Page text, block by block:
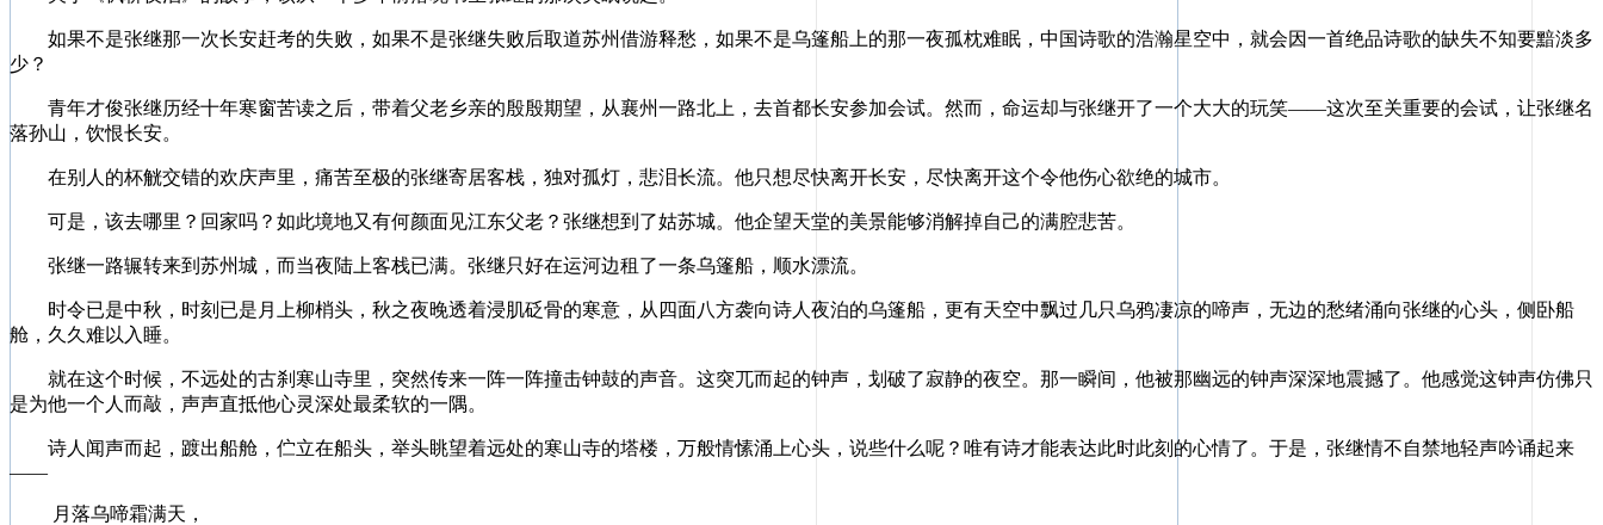
如果不是张继那一次长安赶考的失败，如果不是张继失败后取道苏州借游释愁，如果不是乌篷船上的那一夜孤枕难眠，中国诗歌的浩瀚星空中，就会因一首绝品诗歌的缺失不知要黯淡多
少？
青年才俊张继历经十年寒窗苦读之后，带着父老乡亲的殷殷期望，从襄州一路北上，去首都长安参加会试。然而，命运却与张继开了一个大大的玩笑——这次至关重要的会试，让张继名
落孙山，饮恨长安。
在别人的杯觥交错的欢庆声里，痛苦至极的张继寄居客栈，独对孤灯，悲泪长流。他只想尽快离开长安，尽快离开这个令他伤心欲绝的城市。
可是，该去哪里？回家吗？如此境地又有何颜面见江东父老？张继想到了姑苏城。他企望天堂的美景能够消解掉自己的满腔悲苦。
张继一路辗转来到苏州城，而当夜陆上客栈已满。张继只好在运河边租了一条乌篷船，顺水漂流。
时令已是中秋，时刻已是月上柳梢头，秋之夜晚透着浸肌砭骨的寒意，从四面八方袭向诗人夜泊的乌篷船，更有天空中飘过几只乌鸦凄凉的啼声，无边的愁绪涌向张继的心头，侧卧船
舱，久久难以入睡。
就在这个时候，不远处的古刹寒山寺里，突然传来一阵一阵撞击钟鼓的声音。这突兀而起的钟声，划破了寂静的夜空。那一瞬间，他被那幽远的钟声深深地震撼了。他感觉这钟声仿佛只
是为他一个人而敲，声声直抵他心灵深处最柔软的一隅。
诗人闻声而起，踱出船舱，伫立在船头，举头眺望着远处的寒山寺的塔楼，万般情愫涌上心头，说些什么呢？唯有诗才能表达此时此刻的心情了。于是，张继情不自禁地轻声吟诵起来
——
月落乌啼霜满天，